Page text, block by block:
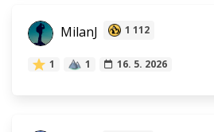
MilanJ 1 112
1 1 16. 5. 2026